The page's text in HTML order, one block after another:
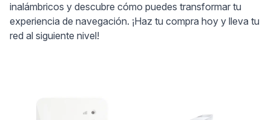
inalámbricos y descubre cómo puedes transformar tu
experiencia de navegación. ¡Haz tu compra hoy y lleva tu
red al siguiente nivel!